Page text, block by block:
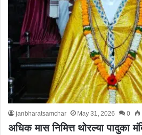
janbharatsamchar May 31, 2026 0
अधिक मास निमित्त थोरल्या पादुका